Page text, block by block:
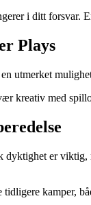
i ditt forsvar.
Plays
utmerket
kreativ med
er viktig,
tidligere kamper,